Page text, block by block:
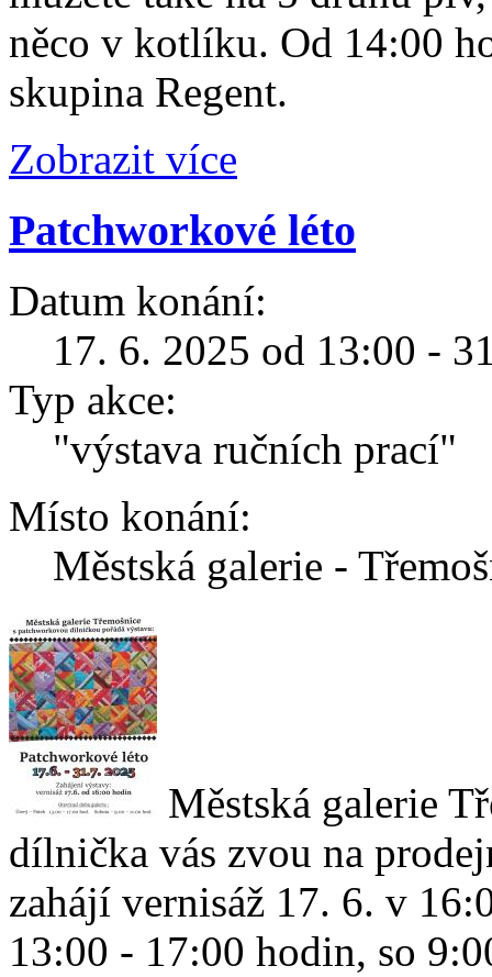
něco v kotlíku. Od 14:00
skupina Regent.
Zobrazit více
Patchworkové léto
Datum konání:
17. 6. 2025 od 13:00 -
Typ akce:
"výstava ručních prací"
Místo konání:
Městská galerie -
Městská galerie
dílnička vás zvou na
zahájí vernisáž 17. 6. v
13:00 - 17:00 hodin, so